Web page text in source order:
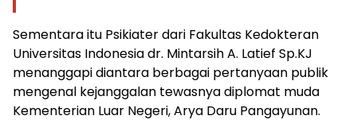
Sementara itu Psikiater dari Fakultas Kedokteran
Universitas Indonesia dr. Mintarsih A. Latief Sp.KJ
menanggapi diantara berbagai pertanyaan publik
mengenal kejanggalan tewasnya diplomat muda
Kementerian Luar Negeri, Arya Daru Pangayunan.